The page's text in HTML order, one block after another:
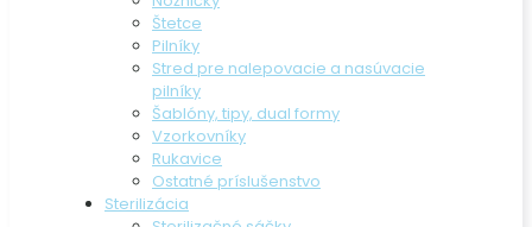
Štetce
Pilníky
Stred pre nalepovacie a nasúvacie
pilníky
Šablóny, tipy, dual formy
Vzorkovníky
Rukavice
Ostatné príslušenstvo
Sterilizácia